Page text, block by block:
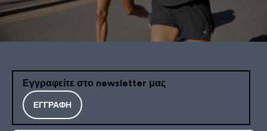
Εγγραφείτε στο newsletter μας
ΕΓΓΡΑΦΉ